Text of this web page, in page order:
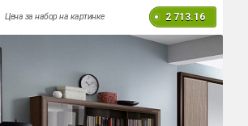
Цена за набор на картинке 2 713.16